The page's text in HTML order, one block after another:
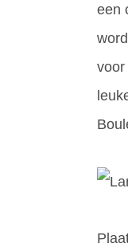
een
voor